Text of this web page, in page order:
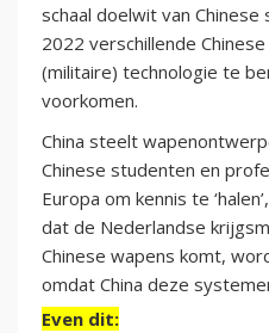
schaal doelwit van
2022 verschillende
(militaire) technologie te
voorkomen.
China steelt
Chinese studenten en
Europa om kennis te
dat de Nederlandse
Chinese wapens komt,
omdat China deze
Even dit: